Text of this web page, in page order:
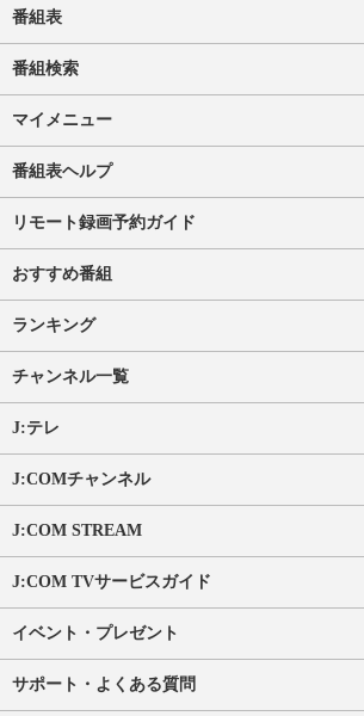
番組表
番組検索
マイメニュー
番組表ヘルプ
リモート録画予約ガイド
おすすめ番組
ランキング
チャンネル一覧
J:テレ
J:COMチャンネル
J:COM STREAM
J:COM TVサービスガイド
イベント・プレゼント
サポート・よくある質問